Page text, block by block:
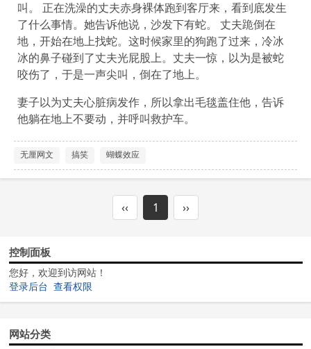
叫。 正在洗澡的丈夫赤身裸体跑到客厅来，看到底发生
了什么事情。她告诉他说，沙发下有蛇。 丈夫跪倒在
地，开始在地上找蛇。这时候家里的狗跑了过来，冷冰
冰的鼻子碰到了丈夫光屁股上。丈夫一惊，以为是被蛇
咬伤了，于是一声尖叫，倒在了地上。
妻子以为丈夫心脏病发作，所以拿出毛毯盖住他，告诉
他躺在地上不要动，并呼叫救护车。
无厘网文 搞笑 蝴蝶效应
‹‹ 1 ››
控制面板
您好，欢迎到访网站！
登录后台 查看权限
网站分类